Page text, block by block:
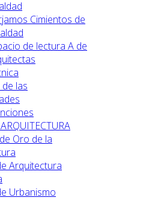
Cimientos de
de lectura A de
las
Oro de la
Arquitectura
Urbanismo